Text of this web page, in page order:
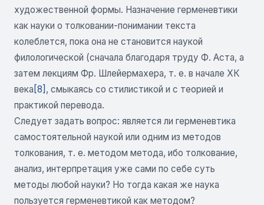
художественной формы. Назначение герменевтики
как науки о толковании-понимании текста
колеблется, пока она не становится наукой
филологической (сначала благодаря труду Ф. Аста, а
затем лекциям Фр. Шлейермахера, т. е. в начале ХК
века [8] , смыкаясь со стилистикой и с теорией и
практикой перевода.
Следует задать вопрос: является ли герменевтика
самостоятельной наукой или одним из методов
толкования, т. е. методом метода, ибо толкование,
анализ, интерпретация уже сами по себе суть
методы любой науки? Но тогда какая же наука
пользуется герменевтикой как методом?